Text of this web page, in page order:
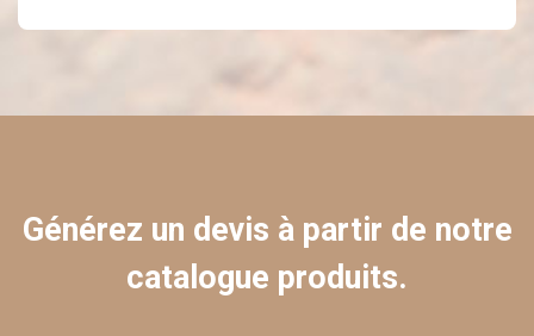
Générez un devis à partir de notre
catalogue produits.